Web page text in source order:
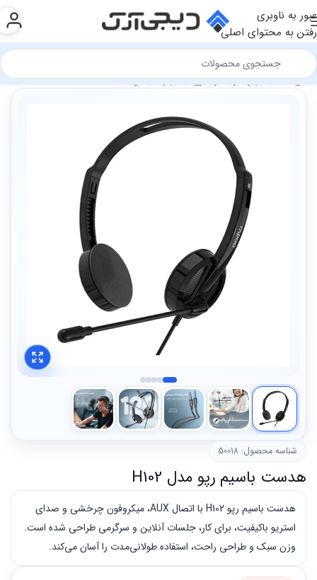
عبور به ناوبری
رفتن به محتوای اصلی
فروشگاه تجهیزات رایانه و اداری تجهیزات جانبی هدست
شناسه محصول: 50018
هدست باسیم رپو مدل H102
هدست باسیم رپو H102 با اتصال AUX، میکروفون چرخشی و صدای
استریو باکیفیت، برای کار، جلسات آنلاین و سرگرمی طراحی شده است.
وزن سبک و طراحی راحت، استفاده طولانی‌مدت را آسان می‌کند.